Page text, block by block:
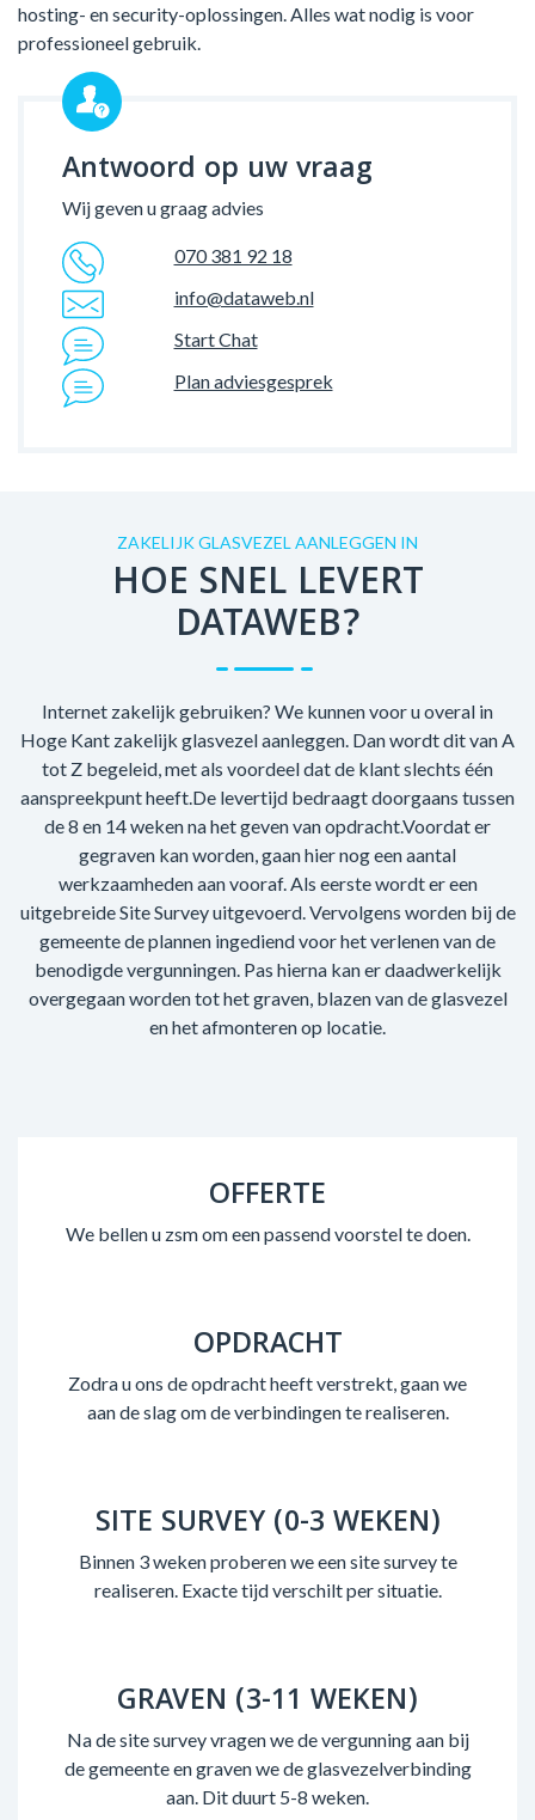
hosting- en security-oplossingen. Alles wat nodig is voor
professioneel gebruik.
Antwoord op uw vraag
Wij geven u graag advies
070 381 92 18
info@dataweb.nl
Start Chat
Plan adviesgesprek
ZAKELIJK GLASVEZEL AANLEGGEN IN
HOE SNEL LEVERT
DATAWEB?
Internet zakelijk gebruiken? We kunnen voor u overal in
Hoge Kant zakelijk glasvezel aanleggen. Dan wordt dit van A
tot Z begeleid, met als voordeel dat de klant slechts één
aanspreekpunt heeft.De levertijd bedraagt doorgaans tussen
de 8 en 14 weken na het geven van opdracht.Voordat er
gegraven kan worden, gaan hier nog een aantal
werkzaamheden aan vooraf. Als eerste wordt er een
uitgebreide Site Survey uitgevoerd. Vervolgens worden bij de
gemeente de plannen ingediend voor het verlenen van de
benodigde vergunningen. Pas hierna kan er daadwerkelijk
overgegaan worden tot het graven, blazen van de glasvezel
en het afmonteren op locatie.
OFFERTE
We bellen u zsm om een passend voorstel te doen.
OPDRACHT
Zodra u ons de opdracht heeft verstrekt, gaan we
aan de slag om de verbindingen te realiseren.
SITE SURVEY (0-3 WEKEN)
Binnen 3 weken proberen we een site survey te
realiseren. Exacte tijd verschilt per situatie.
GRAVEN (3-11 WEKEN)
Na de site survey vragen we de vergunning aan bij
de gemeente en graven we de glasvezelverbinding
aan. Dit duurt 5-8 weken.